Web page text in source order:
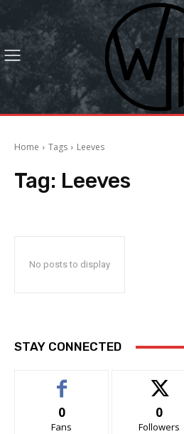
Home Tags Leeves
Tag: Leeves
No posts to display
STAY CONNECTED
0
Fans
0
Followers